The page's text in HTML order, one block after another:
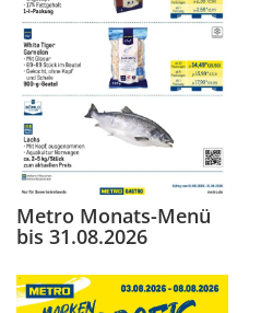
Metro Monats-Menü
bis 31.08.2026